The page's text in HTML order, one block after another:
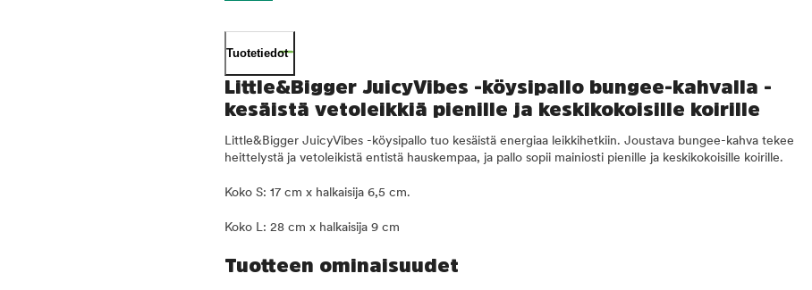
Tuotetiedot
Little&Bigger JuicyVibes -köysipallo bungee-kahvalla -
kesäistä vetoleikkiä pienille ja keskikokoisille koirille
Little&Bigger JuicyVibes -köysipallo tuo kesäistä energiaa leikkihetkiin. Joustava bungee-kahva tekee
heittelystä ja vetoleikistä entistä hauskempaa, ja pallo sopii mainiosti pienille ja keskikokoisille koirille.
Koko S: 17 cm x halkaisija 6,5 cm.
Koko L: 28 cm x halkaisija 9 cm
Tuotteen ominaisuudet